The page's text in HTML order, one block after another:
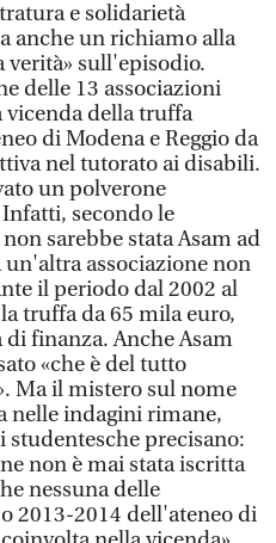
e solidarietà
anche un richiamo alla
verità» sull'episodio.
delle 13 associazioni
della truffa
di Modena e Reggio da
nel tutorato ai disabili.
un polverone
secondo le
sarebbe stata Asam ad
associazione non
il periodo dal 2002 al
truffa da 65 mila euro,
finanza. Anche Asam
«che è del tutto
Ma il mistero sul nome
nelle indagini rimane,
studentesche precisano:
non è mai stata iscritta
nessuna delle
2013-2014 dell'ateneo di